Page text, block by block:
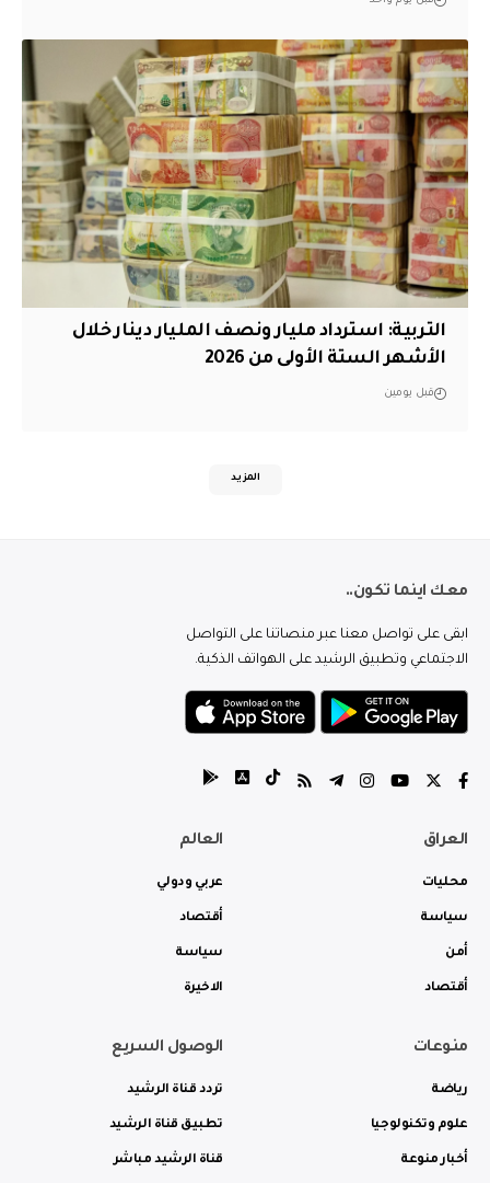
التربية: استرداد مليار ونصف المليار دينار خلال
الأشهر الستة الأولى من 2026
قبل يومين
المزيد
معك اينما تكون..
ابقى على تواصل معنا عبر منصاتنا على التواصل
الاجتماعي وتطبيق الرشيد على الهواتف الذكية.
العراق
محليات
سياسة
أمن
أقتصاد
العالم
عربي ودولي
أقتصاد
سياسة
الاخيرة
منوعات
رياضة
علوم وتكنولوجيا
أخبار منوعة
الوصول السريع
تردد قناة الرشيد
تطبيق قناة الرشيد
قناة الرشيد مباشر